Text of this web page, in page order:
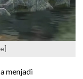
menjadi